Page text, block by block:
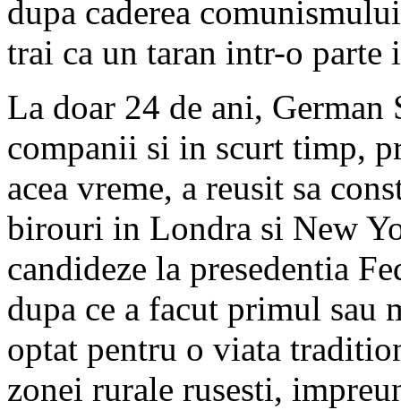
dupa caderea
trai ca un taran intr-o parte
La doar 24 de ani,
companii si in scurt timp,
acea vreme, a reusit sa
birouri in Londra si New
candideze la presedentia
dupa ce a facut primul sau
optat pentru o viata
zonei rurale rusesti,